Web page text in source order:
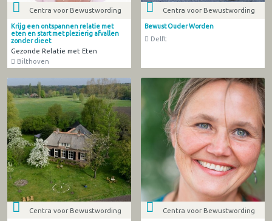
Centra voor Bewustwording
Krijg een ontspannen relatie met
eten en start met plezierig afvallen
zonder dieet
Gezonde Relatie met Eten
Bilthoven
Centra voor Bewustwording
Bewust Ouder Worden
Delft
Centra voor Bewustwording Centra voor Bewustwording